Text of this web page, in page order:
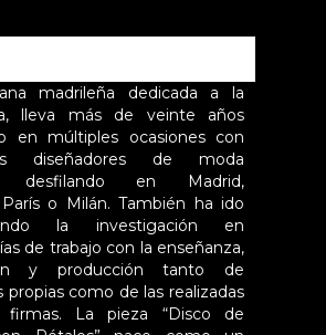
madrileña dedicada a la
lleva más de veinte años
en múltiples ocasiones con
diseñadores de moda
desfilando en Madrid,
o Milán. También ha ido
la investigación en
de trabajo con la enseñanza,
y producción tanto de
propias como de las realizadas
firmas. La pieza “Disco de